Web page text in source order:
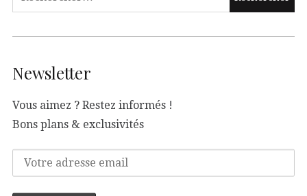
Newsletter
Vous aimez ? Restez informés !
Bons plans & exclusivités